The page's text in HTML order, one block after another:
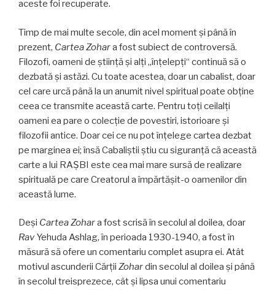
aceste foi recuperate.
Timp de mai multe secole, din acel moment şi până în
prezent, Cartea Zohara fost subiect de controversă.
Filozofi, oameni de ştiinţă şi alţi „înţelepţi“ continuă să o
dezbată şi astăzi. Cu toate acestea, doar un cabalist, doar
cel care urcă până la un anumit nivel spiritual poate obţine
ceea ce transmite această carte. Pentru toţi ceilalţi
oameni ea pare o colecţie de povestiri, istorioare şi
filozofii antice. Doar cei ce nu pot înţelege cartea dezbat
pe marginea ei; însă Cabaliştii ştiu cu siguranţă că această
carte a lui RAŞBI este cea mai mare sursă de realizare
spirituală pe care Creatorul a împărtăşit-o oamenilor din
această lume.
Deşi Cartea Zohara fost scrisă în secolul al doilea, doar
RavYehuda Ashlag, în perioada 1930-1940, a fost în
măsură să ofere un comentariu complet asupra ei. Atât
motivul ascunderii Cărţii Zohardin secolul al doilea şi până
în secolul treisprezece, cât şi lipsa unui comentariu